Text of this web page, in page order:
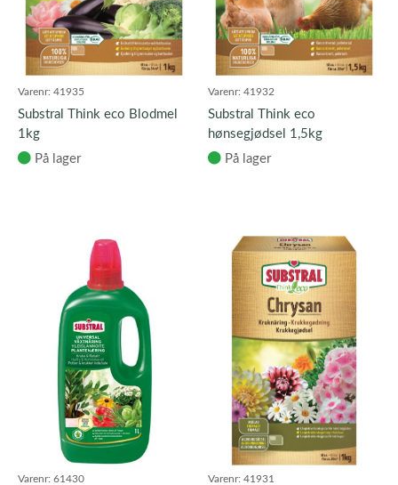
Varenr: 41935
Substral Think eco Blodmel
1kg
På lager
Varenr: 41932
Substral Think eco
hønsegjødsel 1,5kg
På lager
Varenr: 61430 Varenr: 41931